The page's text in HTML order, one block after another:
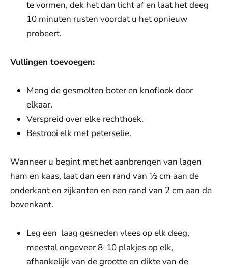
te vormen, dek het dan licht af en laat het deeg
10 minuten rusten voordat u het opnieuw
probeert.
Vullingen toevoegen:
Meng de gesmolten boter en knoflook door
elkaar.
Verspreid over elke rechthoek.
Bestrooi elk met peterselie.
Wanneer u begint met het aanbrengen van lagen
ham en kaas, laat dan een rand van ½ cm aan de
onderkant en zijkanten en een rand van 2 cm aan de
bovenkant.
Leg een laag gesneden vlees op elk deeg,
meestal ongeveer 8-10 plakjes op elk,
afhankelijk van de grootte en dikte van de